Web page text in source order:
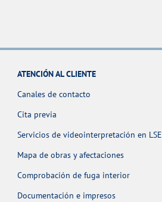
ATENCIÓN AL CLIENTE
Canales de contacto
Cita previa
Servicios de videointerpretación en LSE
Mapa de obras y afectaciones
Comprobación de fuga interior
Documentación e impresos